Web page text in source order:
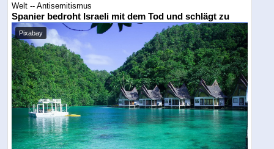
Welt -- Antisemitismus
Spanier bedroht Israeli mit dem Tod und schlägt zu
Pixabay